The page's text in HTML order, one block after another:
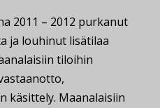
2011 – 2012 purkanut
ja louhinut lisätilaa
tiloihin
käsittely. Maanalaisiin